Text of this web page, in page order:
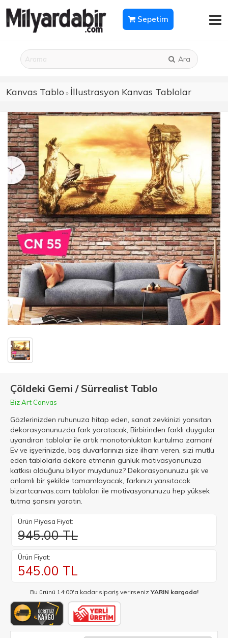
Sepetim
Ara
Kanvas Tablo» İllustrasyon Kanvas Tablolar
Çöldeki Gemi / Sürrealist Tablo
Biz Art Canvas
Gözlerinizden ruhunuza hitap eden, sanat zevkinizi yansıtan,
dekorasyonunuzda fark yaratacak, Birbirinden farklı duygular
uyandıran tablolar ile artık monotonluktan kurtulma zamanı!
Ev ve işyerinizde, boş duvarlarınızı size ilham veren, sizi mutlu
eden tablolarla dekore etmenin günlük motivasyonunuza
katkısı olduğunu biliyor muydunuz? Dekorasyonunuzu şık ve
anlamlı bir şekilde tamamlayacak, farkınızı yansıtacak
bizartcanvas.com tabloları ile motivasyonunuzu hep yüksek
tutma şansını yaratın.
Ürün Piyasa Fiyat:
945.00 TL
Ürün Fiyat:
545.00 TL
Bu ürünü 14:00'a kadar sipariş verirsenizYARIN kargoda!